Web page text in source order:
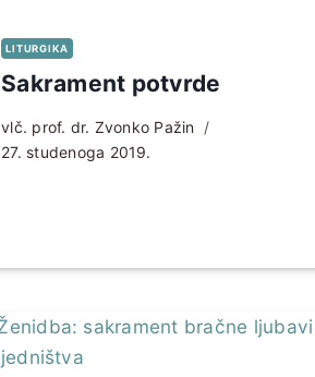
LITURGIKA
Sakrament potvrde
vlč. prof. dr. Zvonko Pažin
27. studenoga 2019.